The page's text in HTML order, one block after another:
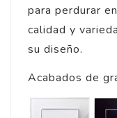
para perdurar
calidad y
su diseño.
Acabados de